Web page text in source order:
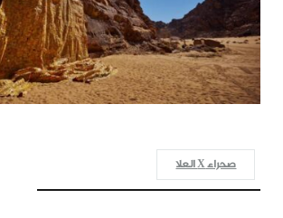
صحراء X العلا